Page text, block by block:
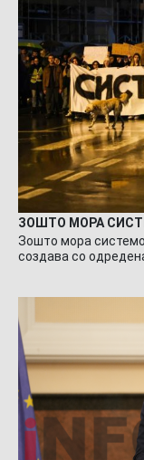
ЗОШТО МОРА
Зошто мора
создава со